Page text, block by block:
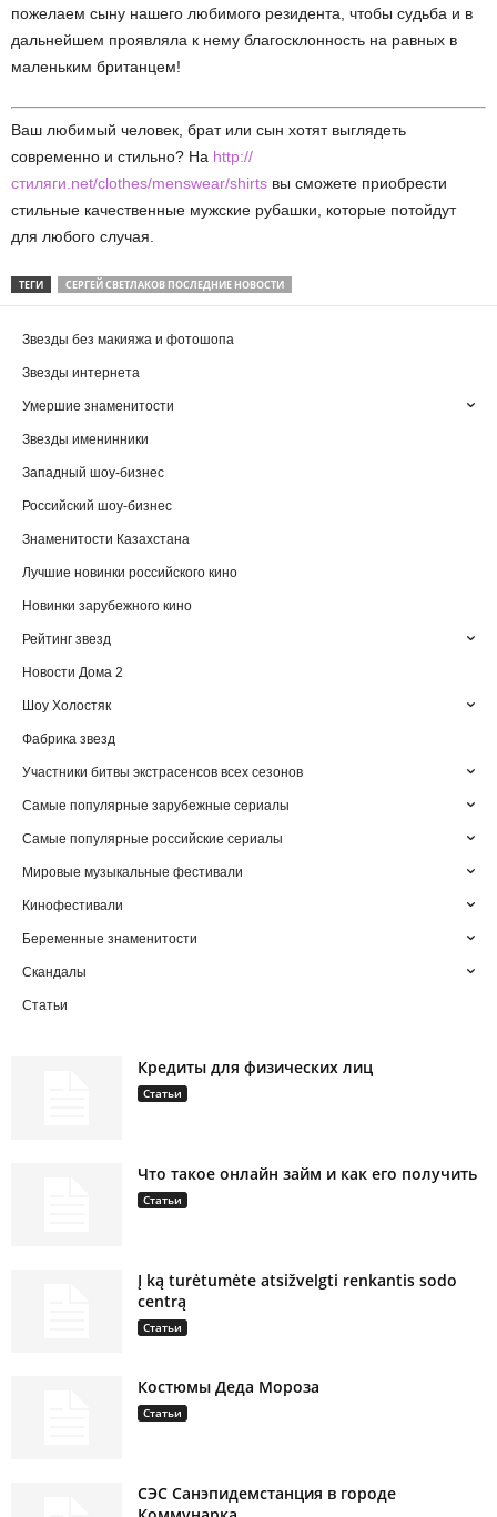
пожелаем сыну нашего любимого резидента, чтобы судьба и в
дальнейшем проявляла к нему благосклонность на равных в
маленьким британцем!
Ваш любимый человек, брат или сын хотят выглядеть
современно и стильно? На http://
стиляги.net/clothes/menswear/shirts вы сможете приобрести
стильные качественные мужские рубашки, которые потойдут
для любого случая.
ТЕГИ СЕРГЕЙ СВЕТЛАКОВ ПОСЛЕДНИЕ НОВОСТИ
Звезды без макияжа и фотошопа
Звезды интернета
Умершие знаменитости
Звезды именинники
Западный шоу-бизнес
Российский шоу-бизнес
Знаменитости Казахстана
Лучшие новинки российского кино
Новинки зарубежного кино
Рейтинг звезд
Новости Дома 2
Шоу Холостяк
Фабрика звезд
Участники битвы экстрасенсов всех сезонов
Самые популярные зарубежные сериалы
Самые популярные российские сериалы
Мировые музыкальные фестивали
Кинофестивали
Беременные знаменитости
Скандалы
Статьи
Кредиты для физических лиц
Статьи
Что такое онлайн займ и как его получить
Статьи
Į ką turėtumėte atsižvelgti renkantis sodo
centrą
Статьи
Костюмы Деда Мороза
Статьи
СЭС Санэпидемстанция в городе